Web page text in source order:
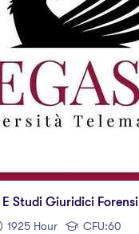
Studi Giuridici Forensi
1925 Hour CFU:60